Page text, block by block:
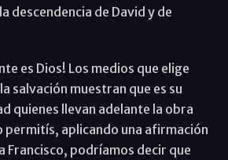
descendencia de David y de
es Dios! Los medios que elige
salvación muestran que es su
quienes llevan adelante la obra
permitís, aplicando una afirmación
Francisco, podríamos decir que